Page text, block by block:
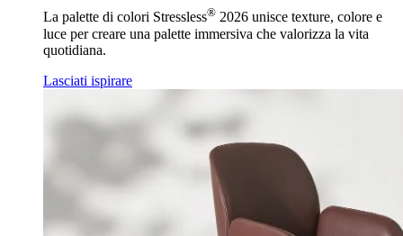
La palette di colori Stressless® 2026 unisce texture, colore e
luce per creare una palette immersiva che valorizza la vita
quotidiana.
Lasciati ispirare